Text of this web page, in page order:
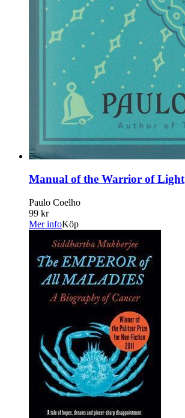
Manual of the Warrior of Light
Paulo Coelho
99 kr
Mer infoKöp